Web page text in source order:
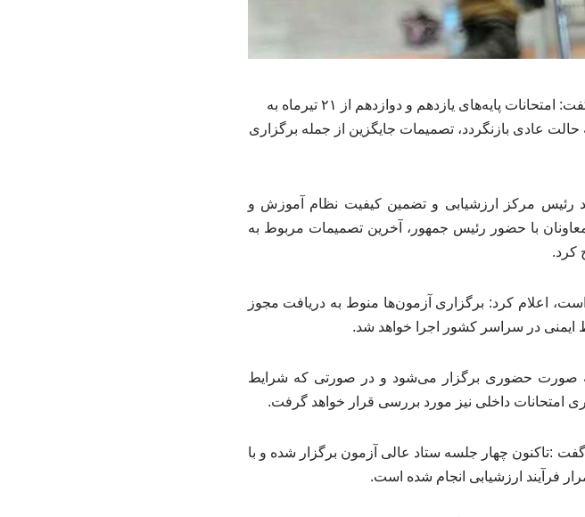
رئیس مرکز ارزشیابی و تضمین کیفیت نظام آموزش و پرورش گفت: امتحانات پایه‌های یازدهم و دوازدهم از ۲۱ تیرماه به
عادی بازنگردد، تصمیمات جایگزین از جمله برگزاری
رئیس مرکز ارزشیابی و تضمین کیفیت نظام آموزش و
جلسه‌ای شورای معاونان با حضور رئیس جمهور، آخرین تصمیمات مربوط به
کرد.
است، اعلام کرد: برگزاری آزمون‌ها منوط به دریافت مجوز
ایمنی در سراسر کشور اجرا خواهد شد.
پایه‌های یازدهم و دوازدهم از ۲۱ تیرماه به صورت حضوری برگزار می‌شود و در صورتی که شرایط
امتحانات داخلی نیز مورد بررسی قرار خواهد گرفت.
:تاکنون چهار جلسه ستاد عالی آزمون برگزار شده و با
فرآیند ارزشیابی انجام شده است.